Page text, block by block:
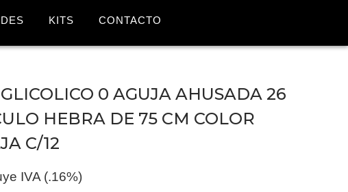
KITS CONTACTO
0 AGUJA AHUSADA 26
HEBRA DE 75 CM COLOR
C/12
IVA (.16%)